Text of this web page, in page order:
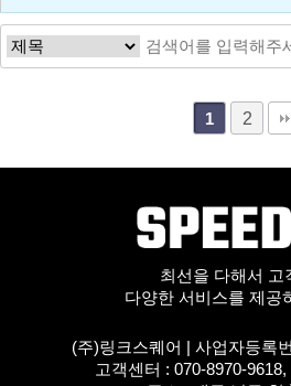
1 2
최선을 다해서 고
다양한 서비스를 제공
(주)링크스퀘어 | 사업자등록
고객센터 : 070-8970-